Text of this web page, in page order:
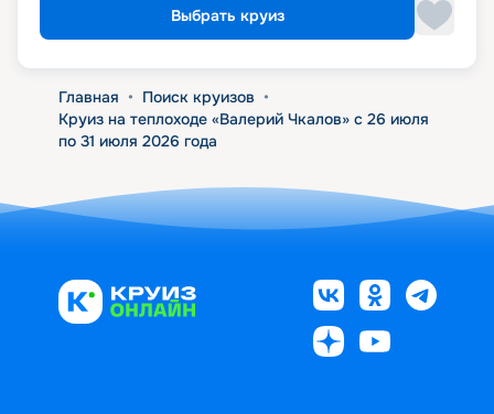
Выбрать круиз
Главная • Поиск круизов •
Круиз на теплоходе «Валерий Чкалов» с 26 июля
по 31 июля 2026 года